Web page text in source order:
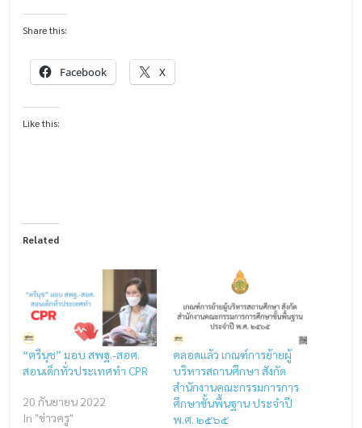
Share this:
Facebook X
Like this:
Related
“ตรีนุช” มอบ สพฐ.-สอศ.
สอนเด็กทั่วประเทศทำ CPR
20 กันยายน 2022
In "ข่าวครู"
คลอดแล้ว เกณฑ์การย้ายผู้
บริหารสถานศึกษา สังกัด
สำนักงานคณะกรรมการการ
ศึกษาขั้นพื้นฐาน ประจำปี
พ.ศ. ๒๕๖๕